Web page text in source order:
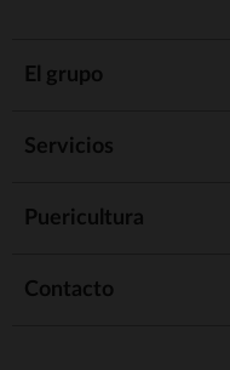
El grupo
Servicios
Puericultura
Contacto